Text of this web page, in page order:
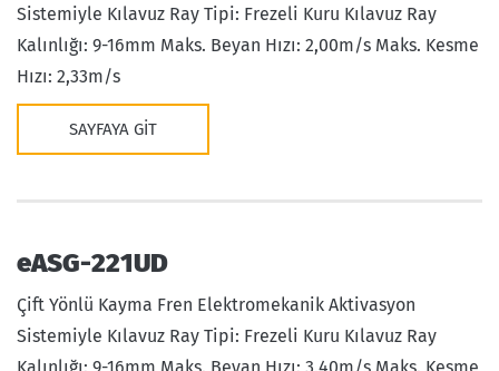
Sistemiyle Kılavuz Ray Tipi: Frezeli Kuru Kılavuz Ray
Kalınlığı: 9-16mm Maks. Beyan Hızı: 2,00m/s Maks. Kesme
Hızı: 2,33m/s
SAYFAYA GIT
eASG-221UD
Çift Yönlü Kayma Fren Elektromekanik Aktivasyon
Sistemiyle Kılavuz Ray Tipi: Frezeli Kuru Kılavuz Ray